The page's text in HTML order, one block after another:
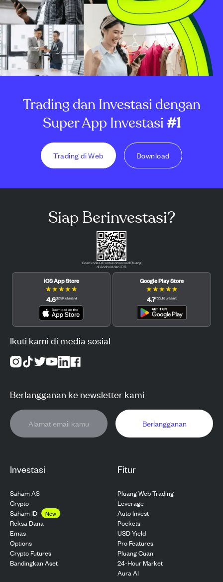
Trading dan Investasi dengan
Super App Investasi#1
Trading di Web Download
Investasi
Saham AS
Crypto
Saham ID
New
Reksa Dana
Emas
Options
Crypto Futures
Bandingkan Aset
Fitur
Pluang Web Trading
Leverage
Auto Invest
Pockets
USD Yield
Pro Features
Pluang Cuan
24-Hour Market
Aura AI
Siap Berinvestasi?
Scan kode QR untuk download Pluang
di Android dan iOS.
iOS App Store
★★★★★
4.6(12.3Kulasan)
Google Play Store
★★★★★
4.7(122.1Kulasan)
Ikuti kami di media sosial
Berlangganan ke newsletter kami
Berlangganan